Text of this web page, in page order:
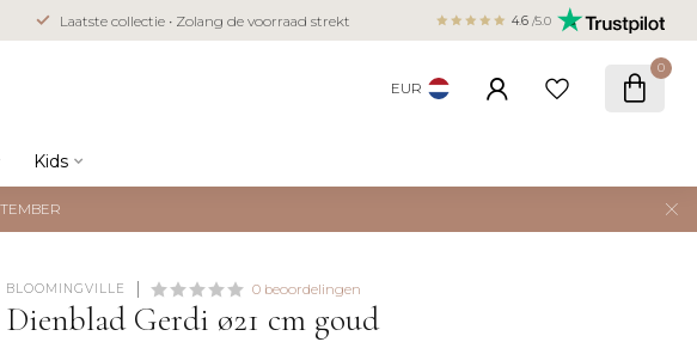
Laatste collectie • Zolang de voorraad strekt Veilig betalen met iDEAL, Bancontact,
creditcard 4.6 /5.0
EUR
0
Kids
BLOOMINGVILLE 0 beoordelingen
Dienblad Gerdi ø21 cm goud